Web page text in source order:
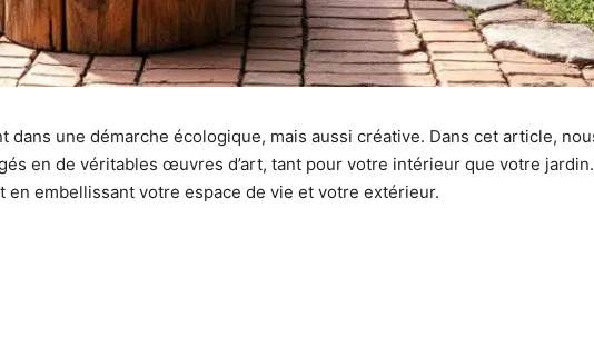
dans une démarche écologique, mais aussi créative. Dans cet article,
en de véritables œuvres d’art, tant pour votre intérieur que votre
embellissant votre espace de vie et votre extérieur.